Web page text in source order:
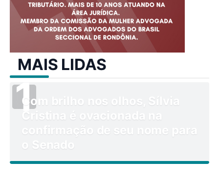
MAIS LIDAS
Com brilho nos olhos, Sílvia
Cristina é ovacionada na
confirmação de seu nome para
o Senado